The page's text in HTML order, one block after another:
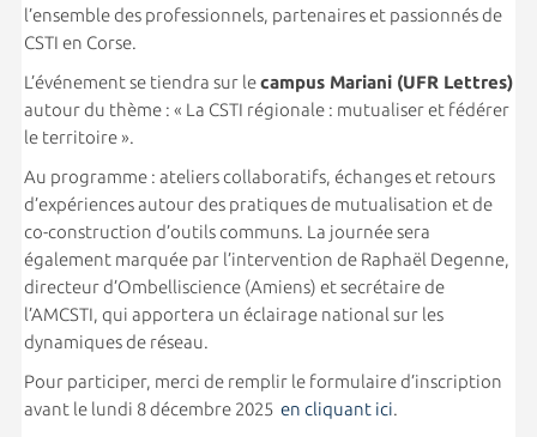
l’ensemble des professionnels, partenaires et passionnés de
CSTI en Corse.
L’événement se tiendra sur lecampus Mariani (UFR Lettres)
autour du thème : « La CSTI régionale : mutualiser et fédérer
le territoire ».
Au programme : ateliers collaboratifs, échanges et retours
d’expériences autour des pratiques de mutualisation et de
co-construction d’outils communs. La journée sera
également marquée par l’intervention de Raphaël Degenne,
directeur d’Ombelliscience (Amiens) et secrétaire de
l’AMCSTI, qui apportera un éclairage national sur les
dynamiques de réseau.
Pour participer, merci de remplir le formulaire d’inscription
avant le lundi 8 décembre 2025 en cliquant ici.